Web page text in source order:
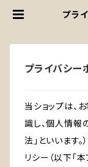
プラ
プライバシー
当ショップは、
識し、個人情報
法」といいます
リシー（以下「